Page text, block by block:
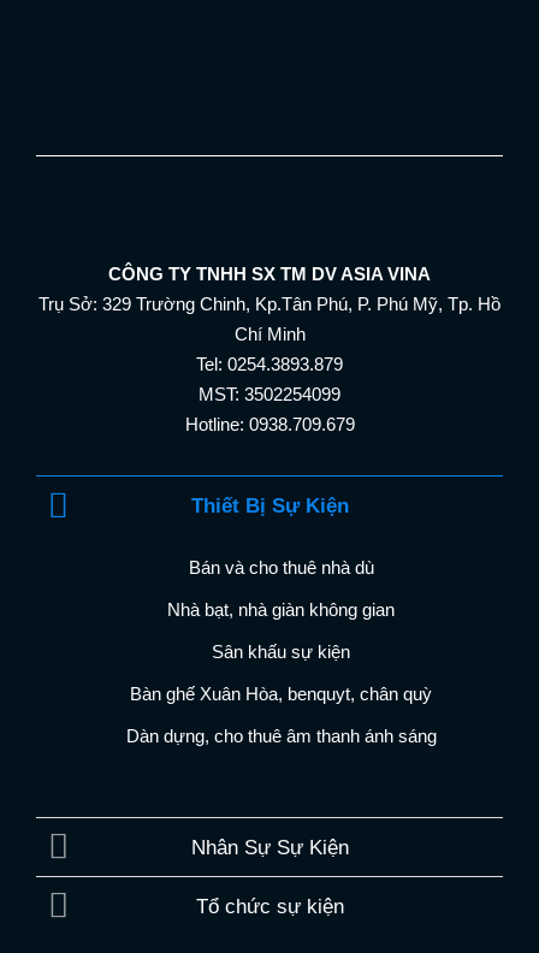
CÔNG TY TNHH SX TM DV ASIA VINA
Trụ Sở: 329 Trường Chinh, Kp.Tân Phú, P. Phú Mỹ, Tp. Hồ
Chí Minh
Tel: 0254.3893.879
MST: 3502254099
Hotline: 0938.709.679
Thiết Bị Sự Kiện
Bán và cho thuê nhà dù
Nhà bạt, nhà giàn không gian
Sân khấu sự kiện
Bàn ghế Xuân Hòa, benquyt, chân quỳ
Dàn dựng, cho thuê âm thanh ánh sáng
Nhân Sự Sự Kiện
Tổ chức sự kiện